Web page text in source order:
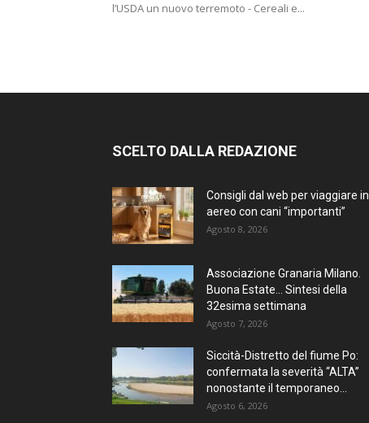
l’USDA un nuovo terremoto - Cereali e...
SCELTO DALLA REDAZIONE
Consigli dal web per viaggiare in
aereo con cani “importanti”
Agosto 8, 2026
Associazione Granaria Milano.
Buona Estate… Sintesi della
32esima settimana
Agosto 7, 2026
Siccità-Distretto del fiume Po:
confermata la severità “ALTA”
nonostante il temporaneo...
Agosto 6, 2026